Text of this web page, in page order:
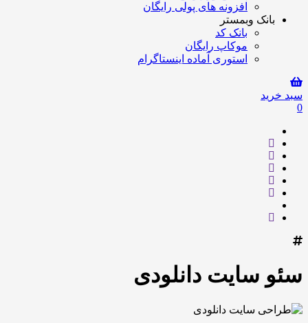
افزونه های پولی رایگان
بانک وبمستر
بانک کد
موکاپ رایگان
استوری آماده اینستاگرام
سبد خرید
0
سئو سایت دانلودی